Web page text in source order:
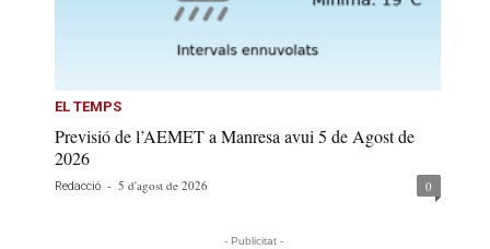
EL TEMPS
Previsió de l’AEMET a Manresa avui 5 de Agost de
2026
Redacció - 5 d'agost de 2026 0
- Publicitat -